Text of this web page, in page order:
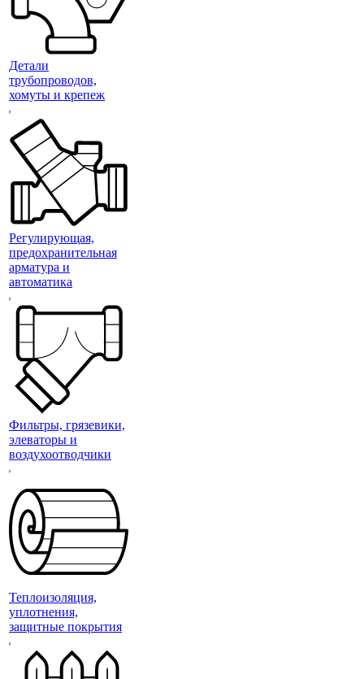
Детали
трубопроводов,
хомуты и крепеж
Регулирующая,
предохранительная
арматура и
автоматика
Фильтры, грязевики,
элеваторы и
воздухоотводчики
Теплоизоляция,
уплотнения,
защитные покрытия